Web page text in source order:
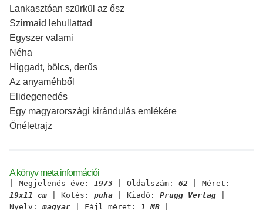
Lankasztóan szürkül az ősz
Szirmaid lehullattad
Egyszer valami
Néha
Higgadt, bölcs, derűs
Az anyaméhből
Elidegenedés
Egy magyarországi kirándulás emlékére
Önéletrajz
A könyv meta információi
| Megjelenés éve: 1973 | Oldalszám: 62 | Méret:
19x11 cm | Kötés: puha | Kiadó: Prugg Verlag
Nyelv: magyar | Fájl méret: 1 MB